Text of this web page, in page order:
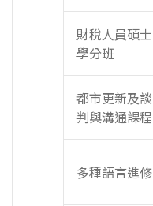
財稅人員碩士
學分班
都市更新及談
判與溝通課程
多種語言進修